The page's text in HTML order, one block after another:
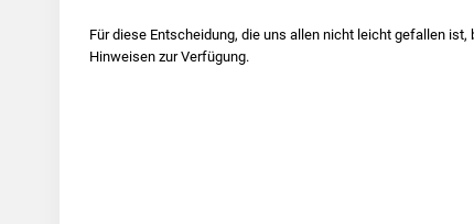
Für diese Entscheidung, die uns allen nicht leicht gefallen
Hinweisen zur Verfügung.